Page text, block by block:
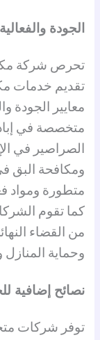
الجودة
تحرص شركة
تقديم خدمات
معايير الجودة
متخصصة في
الصراصير في
ومكافحة البق
متطورة ومواد
كما تقوم
من القضاء
وحماية
نصائح إضافية
توفر شركات